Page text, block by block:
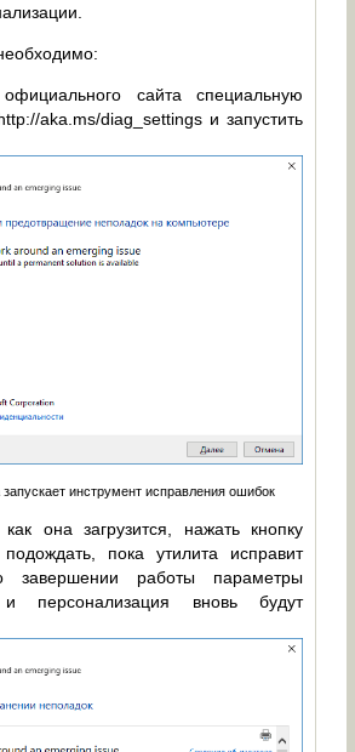
сайта специальную
aka.ms/diag_settings и запустить
инструмент исправления ошибок
она загрузится, нажать кнопку
пока утилита исправит
завершении работы параметры
и персонализация вновь будут